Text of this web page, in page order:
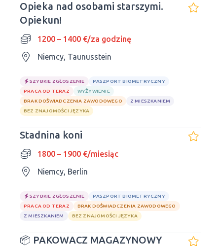
Opieka nad osobami starszymi.
Opiekun!
1200 – 1400 €/za godzinę
Niemcy, Taunusstein
SZYBKIE ZGŁOSZENIE
PASZPORT BIOMETRYCZNY
PRACA OD TERAZ
WYŻYWIENIE
BRAK DOŚWIADCZENIA ZAWODOWEGO
Z MIESZKANIEM
BEZ ZNAJOMOŚCI JĘZYKA
Stadnina koni
1800 – 1900 €/miesiąc
Niemcy, Berlin
SZYBKIE ZGŁOSZENIE
PASZPORT BIOMETRYCZNY
PRACA OD TERAZ
BRAK DOŚWIADCZENIA ZAWODOWEGO
Z MIESZKANIEM
BEZ ZNAJOMOŚCI JĘZYKA
📦 PAKOWACZ MAGAZYNOWY